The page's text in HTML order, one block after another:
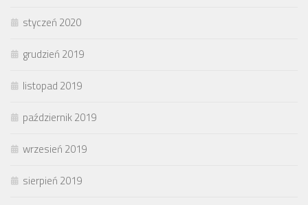
styczeń 2020
grudzień 2019
listopad 2019
październik 2019
wrzesień 2019
sierpień 2019